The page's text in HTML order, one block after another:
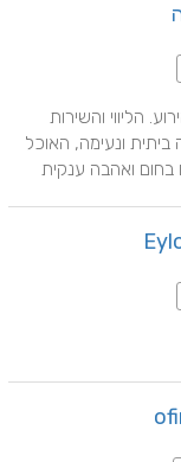
ואהבה ענקית